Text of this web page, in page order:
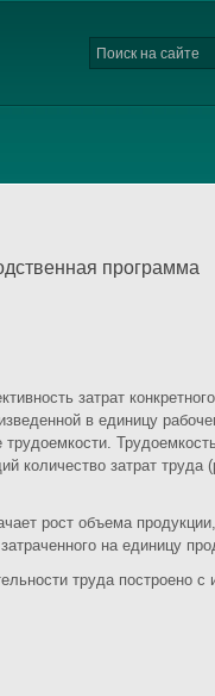
программа
затрат
в единицу
трудоемкости.
количество затрат труда
рост объема
на единицу
труда построено с